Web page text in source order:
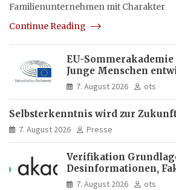
Familienunternehmen mit Charakter
Continue Reading
EU-Sommerakademie
Junge Menschen
Europas Zukunft
7. August 2026 ots
Selbsterkenntnis wird zur
7. August 2026 Presse
Verifikation
Desinformationen,
manipulierte Inhalte |
7. August 2026 ots